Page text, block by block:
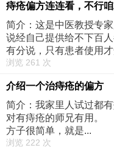
痔疮偏方连连看，不行
简介：这是中医教授专
说经自己提供给不下百
有分说，只有患者使用
浏览 261 次
介绍一个治痔疮的偏方
简介：我家里人试过都
对有痔疮的师兄有用。
方子很简单，就是...
浏览 222 次